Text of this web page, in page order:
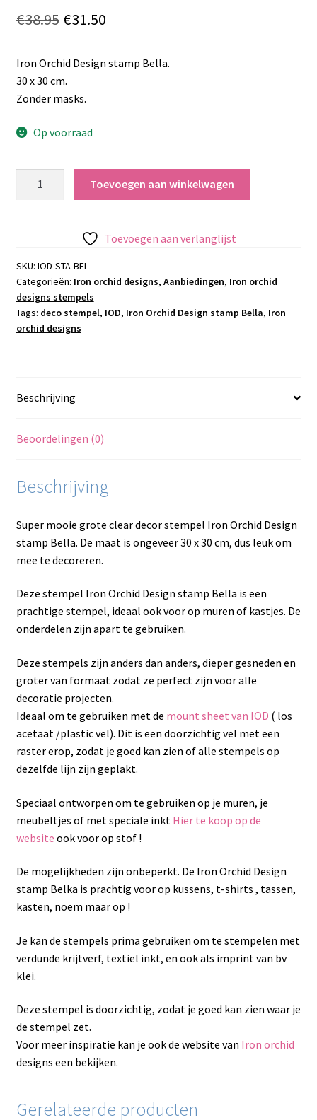
€38.95 Oorspronkelijke
was:
€38.95.
€31.50Huidige
is:
Iron Orchid Design stamp Bella.
30 x 30 cm.
Zonder masks.
Op voorraad
aantal
Toevoegen aan winkelwagen
Toevoegen aan verlanglijst
SKU: IOD-STA-BEL
Categorieën: Iron orchid designs, Aanbiedingen, Iron orchid
designs stempels
Tags: deco stempel, IOD, Iron Orchid Design stamp Bella, Iron
orchid designs
Beschrijving
Beoordelingen (0)
Beschrijving
Super mooie grote clear decor stempel Iron Orchid Design
stamp Bella. De maat is ongeveer 30 x 30 cm, dus leuk om
mee te decoreren.
Deze stempel Iron Orchid Design stamp Bella is een
prachtige stempel, ideaal ook voor op muren of kastjes. De
onderdelen zijn apart te gebruiken.
Deze stempels zijn anders dan anders, dieper gesneden en
groter van formaat zodat ze perfect zijn voor alle
decoratie projecten.
Ideaal om te gebruiken met de mount sheet van IOD ( los
acetaat /plastic vel). Dit is een doorzichtig vel met een
raster erop, zodat je goed kan zien of alle stempels op
dezelfde lijn zijn geplakt.
Speciaal ontworpen om te gebruiken op je muren, je
meubeltjes of met speciale inkt Hier te koop op de
website ook voor op stof !
De mogelijkheden zijn onbeperkt. De Iron Orchid Design
stamp Belka is prachtig voor op kussens, t-shirts , tassen,
kasten, noem maar op !
Je kan de stempels prima gebruiken om te stempelen met
verdunde krijtverf, textiel inkt, en ook als imprint van bv
klei.
Deze stempel is doorzichtig, zodat je goed kan zien waar je
de stempel zet.
Voor meer inspiratie kan je ook de website van Iron orchid
designs een bekijken.
Gerelateerde producten